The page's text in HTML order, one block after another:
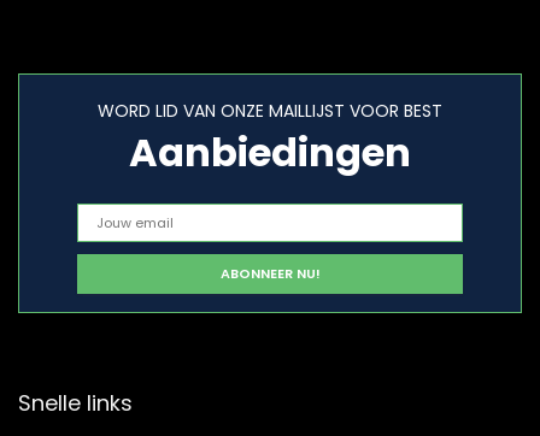
WORD LID VAN ONZE MAILLIJST VOOR BEST
Aanbiedingen
Snelle links